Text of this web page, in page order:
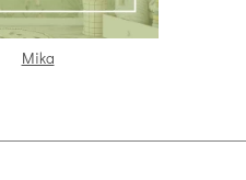
Mika